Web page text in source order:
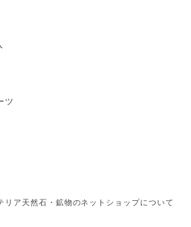
ツ
ア天然石・鉱物のネットショップについて